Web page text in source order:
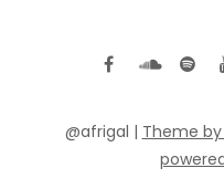
@afrigal | Theme